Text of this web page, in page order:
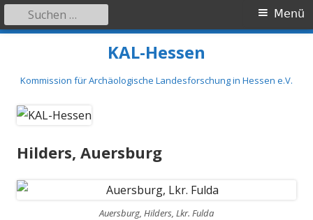
Inhalt
KAL-Hessen
Kommission für Archäologische Landesforschung in Hessen e.V.
Primäres
Menü
Suchen
nach:
Hilders, Auersburg
Auersburg, Hilders, Lkr. Fulda